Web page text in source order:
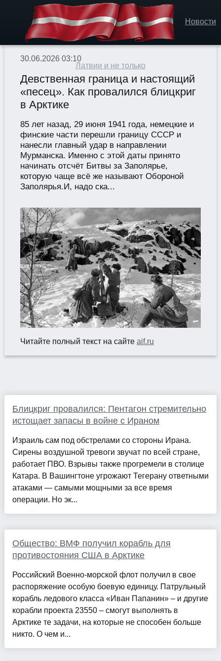
Новости
Латвии и не только
30.06.2026 03:10
Девственная граница и настоящий
«песец». Как провалился блицкриг
в Арктике
85 лет назад, 29 июня 1941 года, немецкие и
финские части перешли границу СССР и
нанесли главный удар в направлении
Мурманска. Именно с этой даты принято
начинать отсчёт Битвы за Заполярье,
которую чаще всё же называют Обороной
Заполярья.И, надо ска...
Читайте полный текст на сайте aif.ru
Блицкриг провалился: Пентагон стремительно
истощает запасы в войне с Ираном
Израиль сам под обстрелами со стороны Ирана.
Сирены воздушной тревоги звучат по всей стране,
работает ПВО. Взрывы также прогремели в столице
Катара. В Вашингтоне угрожают Тегерану ответными
атаками — самыми мощными за все время
операции. Но эк...
Общество: ВМФ получил корабль для
противостояния США в Арктике
Российский Военно-морской флот получил в свое
распоряжение особую боевую единицу. Патрульный
корабль ледового класса «Иван Папанин» – и другие
корабли проекта 23550 – смогут выполнять в
Арктике те задачи, на которые не способен больше
никто. О чем и...